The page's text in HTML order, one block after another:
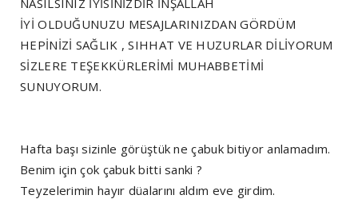
NASILSINIZ İYİSİNİZDİR İNŞALLAH
İYİ OLDUĞUNUZU MESAJLARINIZDAN GÖRDÜM
HEPİNİZİ SAĞLIK , SIHHAT VE HUZURLAR DİLİYORUM
SİZLERE TEŞEKKÜRLERİMİ MUHABBETİMİ
SUNUYORUM.
Hafta başı sizinle görüştük ne çabuk bitiyor anlamadım.
Benim için çok çabuk bitti sanki ?
Teyzelerimin hayır düalarını aldım eve girdim.